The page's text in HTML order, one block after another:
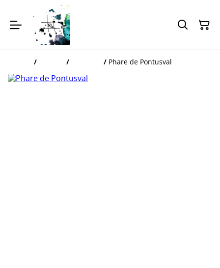
/ / / Phare de Pontusval